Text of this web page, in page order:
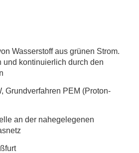
Wasserstoff aus grünen Strom.
kontinuierlich durch den
Grundverfahren PEM (Proton-
an der nahegelegenen